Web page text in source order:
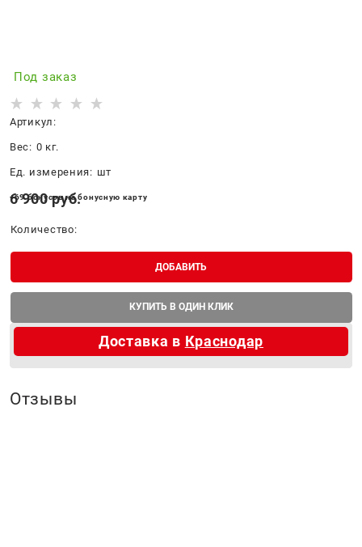
Под заказ
Артикул:
Вес: 0 кг.
Ед. измерения: шт
6 900 руб.
+69 бонусов на бонусную карту
Количество:
ДОБАВИТЬ
КУПИТЬ В ОДИН КЛИК
Доставка в Краснодар
Отзывы